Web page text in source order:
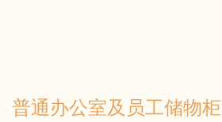
普通办公室及员工储物柜